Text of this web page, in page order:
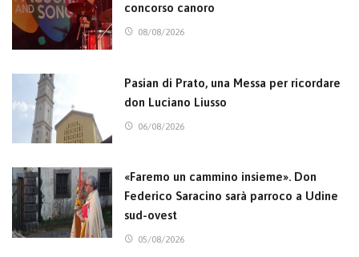
concorso canoro
08/08/2026
Pasian di Prato, una Messa per ricordare
don Luciano Liusso
06/08/2026
«Faremo un cammino insieme». Don
Federico Saracino sarà parroco a Udine
sud-ovest
05/08/2026